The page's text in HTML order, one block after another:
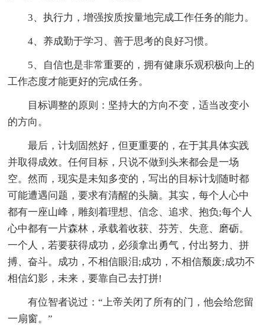
3、执行力，增强按质按量地完成工作任务的能力。
4、养成勤于学习、善于思考的良好习惯。
5、自信也是非常重要的，拥有健康乐观积极向上的
工作态度才能更好的完成任务。
目标调整的原则：坚持大的方向不变，适当改变小
的方向。
最后，计划固然好，但更重要的，在于其具体实践
并取得成效。任何目标，只说不做到头来都会是一场
空。然而，现实是未知多变的，写出的目标计划随时都
可能遭遇问题，要求有清醒的头脑。其实，每个人心中
都有一座山峰，雕刻着理想、信念、追求、抱负;每个人
心中都有一片森林，承载着收获、芬芳、失意、磨砺。
一个人，若要获得成功，必须拿出勇气，付出努力、拼
搏、奋斗。成功，不相信眼泪;成功，不相信颓废;成功不
相信幻影，未来，要靠自己去打拼!
有位智者说过：“上帝关闭了所有的门，他会给您留
一扇窗。”